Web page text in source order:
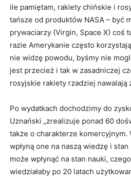
ile pamiętam, rakiety chińskie i
tańsze od produktów NASA – być
prywaciarzy (Virgin, Space X) coś
razie Amerykanie często
nie widzę powodu, byśmy nie
jest przecież i tak w zasadniczej
rosyjskie rakiety rzadziej nawalają
Po wydatkach dochodzimy do
Uznański „zrealizuje ponad 60
także o charakterze komercyjnym.
wpłyną one na naszą wiedzę i
może wpłynąć na stan nauki,
wiedziałaby po 20 latach